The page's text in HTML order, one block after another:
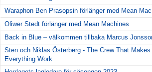
Waraphon Ben Prasopsin förlänger med Mean
Oliwer Stedt förlänger med Mean Machines
Back in Blue – välkommen tillbaka Marcus
Sten och Niklas Österberg - The Crew That Makes
Everything Work